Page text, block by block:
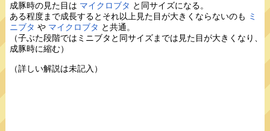
成豚時の見た目は マイクロブタ と同サイズになる。
ある程度まで成長するとそれ以上見た目が大きくならないのも ミ
ニブタ や マイクロブタ と共通。
（子ぶた段階ではミニブタと同サイズまでは見た目が大きくなり、
成豚時に縮む）
（詳しい解説は未記入）